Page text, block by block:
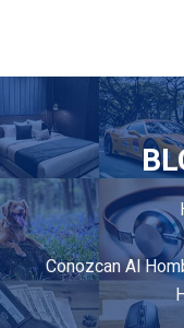
Conozcan Al